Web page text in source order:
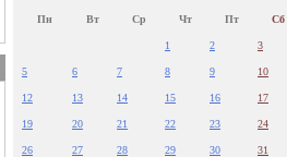
Пн Вт Ср Чт Пт Сб
1 2 3
5 6 7 8 9 10
12 13 14 15 16 17
19 20 21 22 23 24
26 27 28 29 30 31